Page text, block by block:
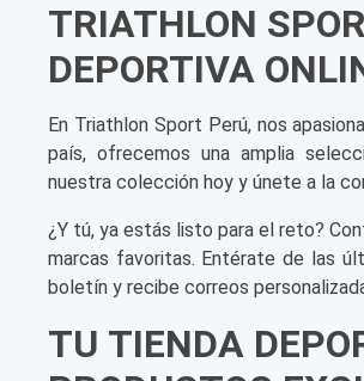
TRIATHLON
DEPORTIVA
En Triathlon Sport Perú, nos
país, ofrecemos una amplia
nuestra colección hoy y únete a la
¿Y tú, ya estás listo para el reto?
marcas favoritas. Entérate de las
boletín y recibe correos
TU TIENDA